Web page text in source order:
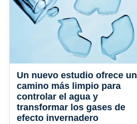
Un nuevo estudio ofrece un
camino más limpio para
controlar el agua y
transformar los gases de
efecto invernadero